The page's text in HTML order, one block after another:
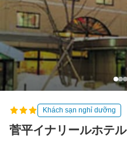
Khách sạn nghỉ dưỡng
菅平イナリールホテル